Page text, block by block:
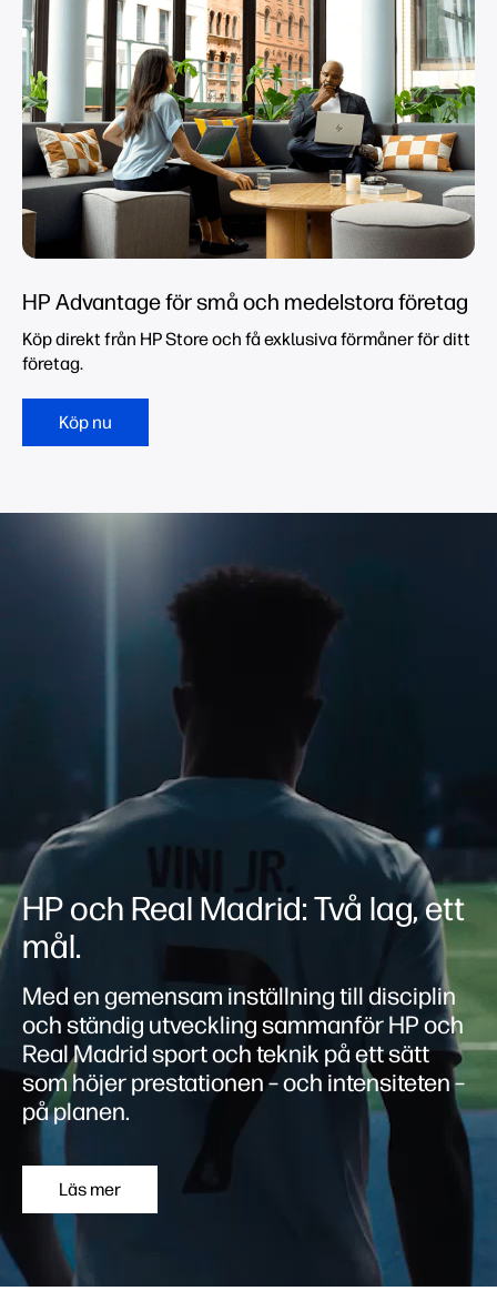
HP Advantage för små och medelstora företag
Köp direkt från HP Store och få exklusiva förmåner för ditt
företag.
Köp nu
HP och Real Madrid: Två lag, ett
mål.
Med en gemensam inställning till disciplin
och ständig utveckling sammanför HP och
Real Madrid sport och teknik på ett sätt
som höjer prestationen – och intensiteten –
på planen.
Läs mer